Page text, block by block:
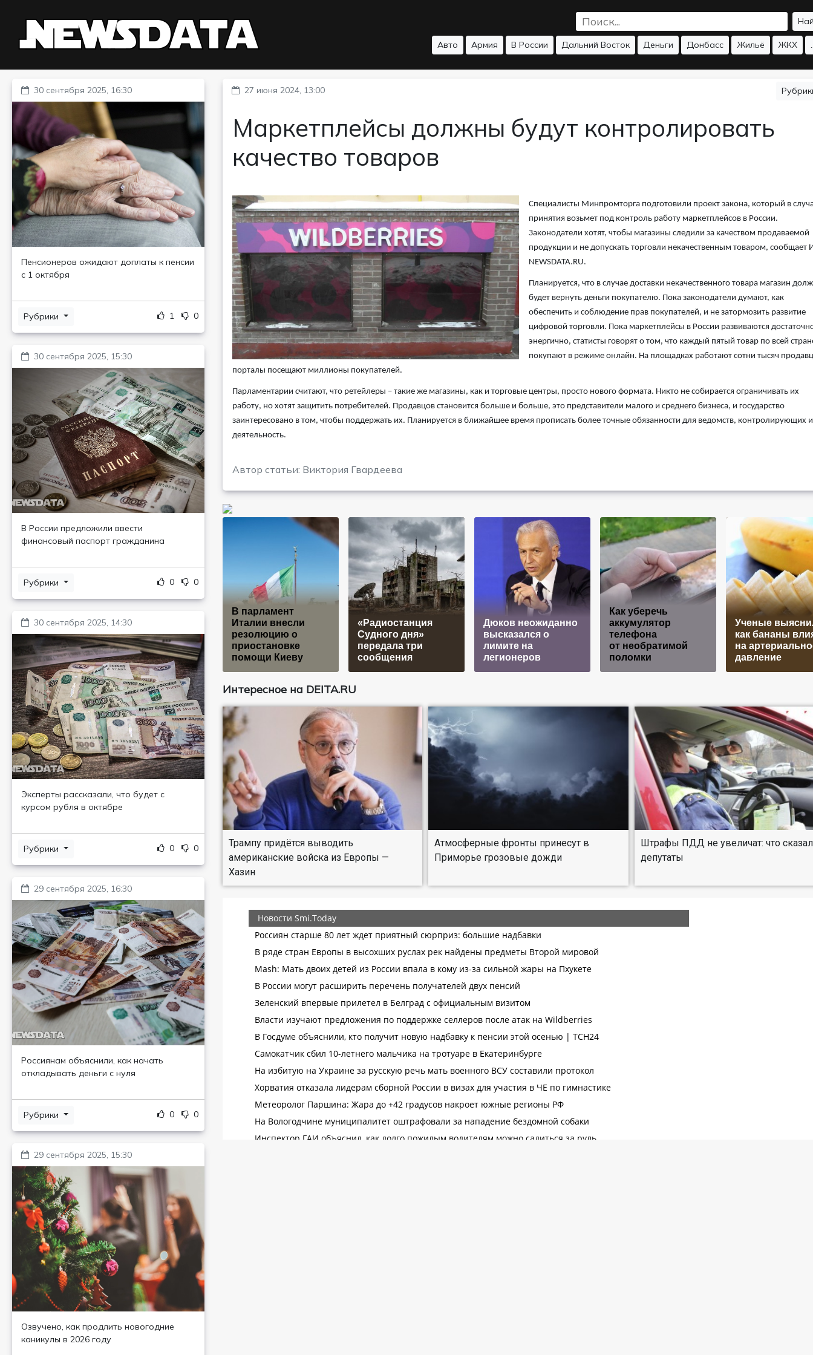
Авто Армия В России Дальний Восток Деньги Донбасс Жильё ЖКХ
30 сентября 2025, 16:30
Пенсионеров ожидают доплаты к пенсии
с 1 октября
Рубрики 1 0
30 сентября 2025, 15:30
В России предложили ввести
финансовый паспорт гражданина
Рубрики 0 0
30 сентября 2025, 14:30
Эксперты рассказали, что будет с
курсом рубля в октябре
Рубрики 0 0
29 сентября 2025, 16:30
Россиянам объяснили, как начать
откладывать деньги с нуля
Рубрики 0 0
29 сентября 2025, 15:30
Озвучено, как продлить новогодние
каникулы в 2026 году
27 июня 2024, 13:00
Маркетплейсы должны будут контролировать
качество товаров
Специалисты Минпромторга подготовили проект закона, который в
принятия возьмет под контроль работу маркетплейсов в России.
Законодатели хотят, чтобы магазины следили за качеством продаваемой
продукции и не допускать торговли некачественным товаром, сообщает
NEWSDATA.RU.
Планируется, что в случае доставки некачественного товара магазин
будет вернуть деньги покупателю. Пока законодатели думают, как
обеспечить и соблюдение прав покупателей, и не затормозить развитие
цифровой торговли. Пока маркетплейсы в России развиваются
энергично, статисты говорят о том, что каждый пятый товар по всей
покупают в режиме онлайн. На площадках работают сотни тысяч
порталы посещают миллионы покупателей.
Парламентарии считают, что ретейлеры – такие же магазины, как и торговые центры, просто нового формата. Никто не собирается ограничивать их
работу, но хотят защитить потребителей. Продавцов становится больше и больше, это представители малого и среднего бизнеса, и государство
заинтересовано в том, чтобы поддержать их. Планируется в ближайшее время прописать более точные обязанности для ведомств, контролирующих
деятельность.
Автор статьи: Виктория Гвардеева
В парламент
Италии внесли
резолюцию о
приостановке
помощи Киеву
«Радиостанция
Судного дня»
передала три
сообщения
Дюков неожиданно
высказался о
лимите на
легионеров
Как уберечь
аккумулятор
телефона
от необратимой
поломки
Ученые
как бананы
на
давление
Интересное на DEITA.RU
Трампу придётся выводить
американские войска из Европы —
Хазин
Атмосферные фронты принесут в
Приморье грозовые дожди
Штрафы ПДД не увеличат: что
депутаты